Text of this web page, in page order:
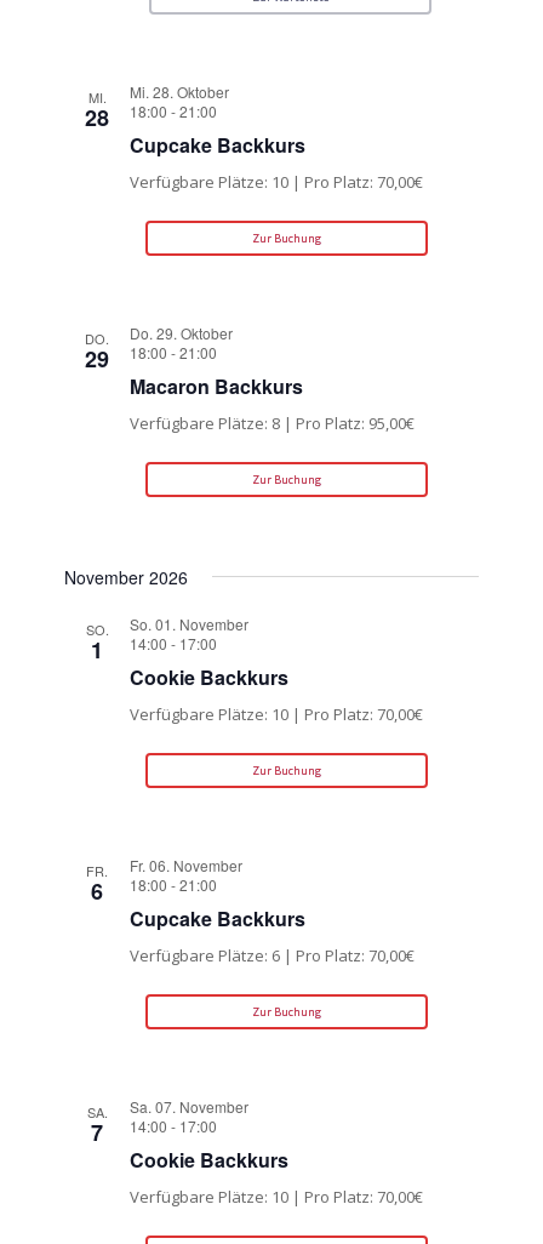
MI.
28
Mi. 28. Oktober
18:00 -21:00
Cupcake Backkurs
Verfügbare Plätze: 10 | Pro Platz: 70,00€
Zur Buchung
DO.
29
Do. 29. Oktober
18:00 -21:00
Macaron Backkurs
Verfügbare Plätze: 8 | Pro Platz: 95,00€
Zur Buchung
November 2026
SO.
1
So. 01. November
14:00 - 17:00
Cookie Backkurs
Verfügbare Plätze: 10 | Pro Platz: 70,00€
Zur Buchung
FR.
6
Fr. 06. November
18:00 -21:00
Cupcake Backkurs
Verfügbare Plätze: 6 | Pro Platz: 70,00€
Zur Buchung
SA.
7
Sa. 07. November
14:00 - 17:00
Cookie Backkurs
Verfügbare Plätze: 10 | Pro Platz: 70,00€